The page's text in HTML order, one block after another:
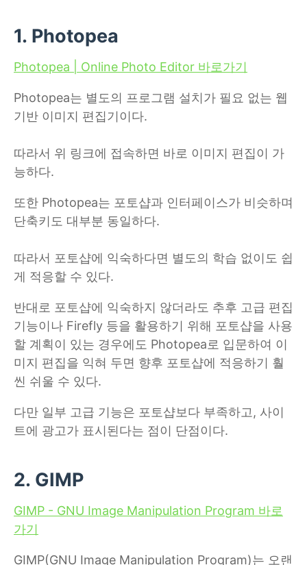
1. Photopea
Photopea | Online Photo Editor 바로가기
Photopea는 별도의 프로그램 설치가 필요 없는 웹
기반 이미지 편집기이다.
따라서 위 링크에 접속하면 바로 이미지 편집이 가
능하다.
또한 Photopea는 포토샵과 인터페이스가 비슷하며
단축키도 대부분 동일하다.
따라서 포토샵에 익숙하다면 별도의 학습 없이도 쉽
게 적응할 수 있다.
반대로 포토샵에 익숙하지 않더라도 추후 고급 편집
기능이나 Firefly 등을 활용하기 위해 포토샵을 사용
할 계획이 있는 경우에도 Photopea로 입문하여 이
미지 편집을 익혀 두면 향후 포토샵에 적응하기 훨
씬 쉬울 수 있다.
다만 일부 고급 기능은 포토샵보다 부족하고, 사이
트에 광고가 표시된다는 점이 단점이다.
2. GIMP
GIMP - GNU Image Manipulation Program 바로
가기
GIMP(GNU Image Manipulation Program)는 오랜